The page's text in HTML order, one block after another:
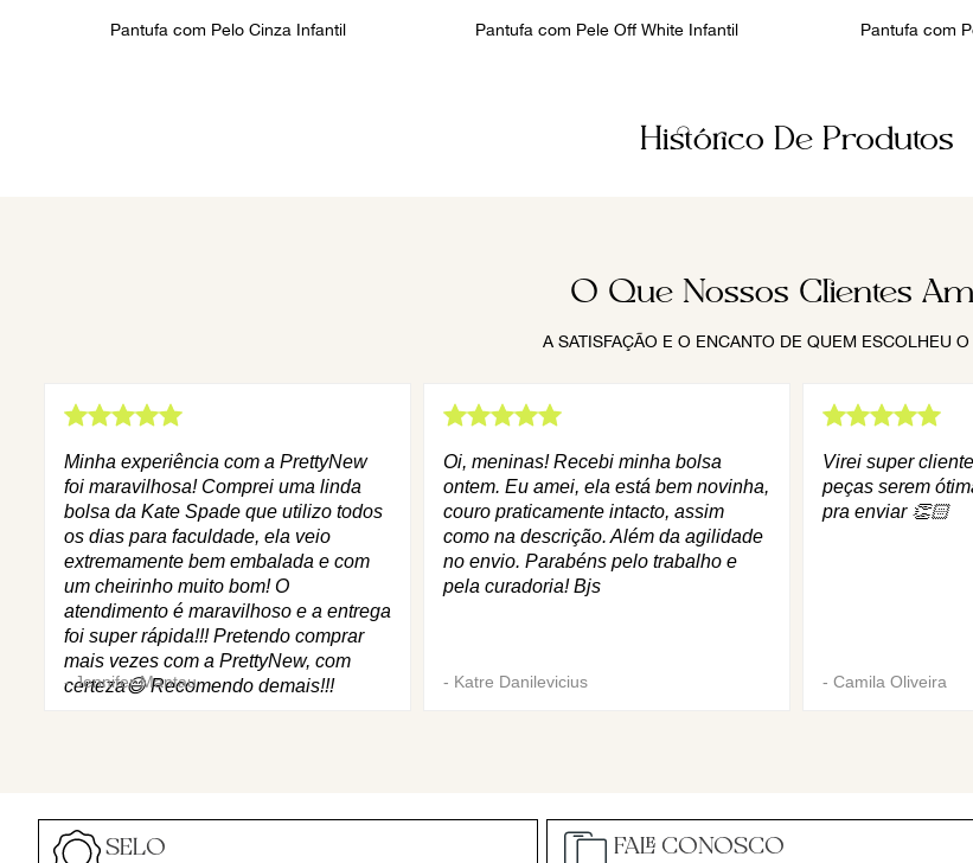
Pantufa com Pelo Cinza Infantil Pantufa com Pele Off White Infantil Pantufa com
Histórico De Produtos
O Que Nossos Clientes
A SATISFAÇÃO E O ENCANTO DE QUEM ESCOLHEU
Minha experiência com a PrettyNew
foi maravilhosa! Comprei uma linda
bolsa da Kate Spade que utilizo todos
os dias para faculdade, ela veio
extremamente bem embalada e com
um cheirinho muito bom! O
atendimento é maravilhoso e a entrega
foi super rápida!!! Pretendo comprar
mais vezes com a PrettyNew, com
certeza😄 Recomendo demais!!!
-Jennifer Mantau
Oi, meninas! Recebi minha bolsa
ontem. Eu amei, ela está bem novinha,
couro praticamente intacto, assim
como na descrição. Além da agilidade
no envio. Parabéns pelo trabalho e
pela curadoria! Bjs
- Katre Danilevicius
Virei super
peças serem
pra enviar 👏🏻
- Camila Oliveira
SELO FALE CONOSCO